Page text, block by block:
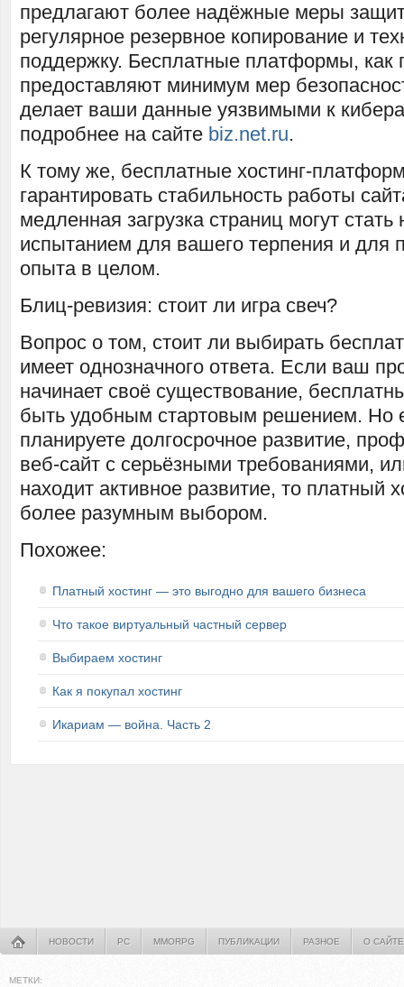
предлагают более надёжные меры
регулярное резервное копирование и
поддержку. Бесплатные платформы, как
предоставляют минимум мер
делает ваши данные уязвимыми к
подробнее на сайте biz.net.ru.
К тому же, бесплатные хостинг-
гарантировать стабильность работы
медленная загрузка страниц могут
испытанием для вашего терпения и для
опыта в целом.
Блиц-ревизия: стоит ли игра свеч?
Вопрос о том, стоит ли выбирать
имеет однозначного ответа. Если ваш
начинает своё существование,
быть удобным стартовым решением. Но
планируете долгосрочное развитие,
веб-сайт с серьёзными требованиями,
находит активное развитие, то платный
более разумным выбором.
Похожее:
Платный хостинг — это выгодно для вашего бизнеса
Что такое виртуальный частный сервер
Выбираем хостинг
Как я покупал хостинг
Икариам — война. Часть 2
НОВОСТИ PC MMORPG ПУБЛИКАЦИИ РАЗНОЕ О САЙТЕ
МЕТКИ: